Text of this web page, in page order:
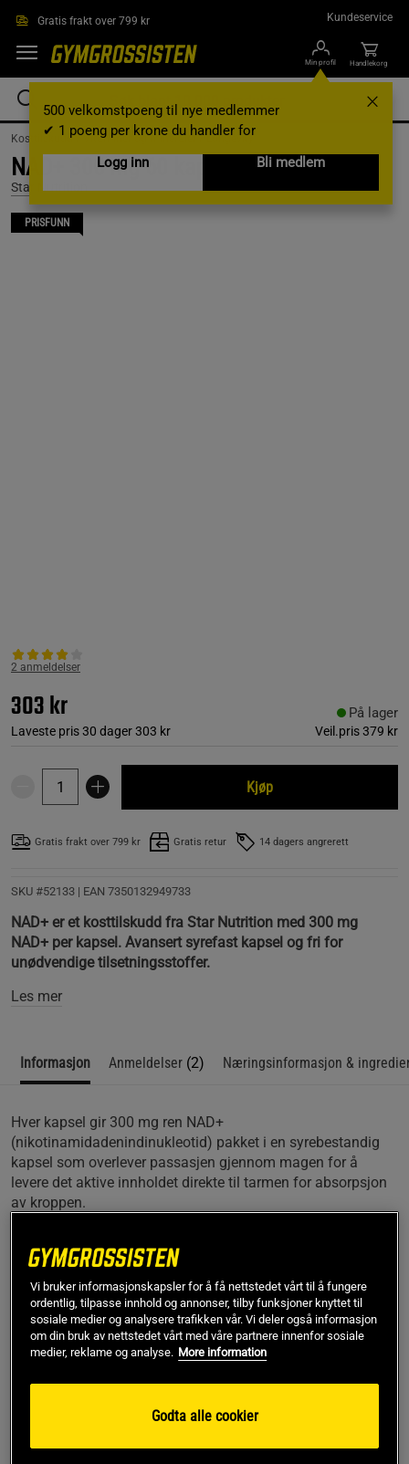
Gratis frakt over 799 kr Kundeservice
Min profil
500 velkomstpoeng til nye medlemmer
✔ 1 poeng per krone du handler for
Logg inn
Bli medlem
Handlekorg
Kosttilskudd / Vitaminer og mineraler /Longevity
NAD+ 300 mg 60 kapslar
Star Nutrition
PRISFUNN
2 anmeldelser
303 kr
Laveste pris 30 dager303 kr Veil.pris379 kr
På lager
Kjøp
Gratis frakt over 799 kr Gratis retur 14 dagers angrerett
SKU #52133 | EAN 7350132949733
NAD+ er et kosttilskudd fra Star Nutrition med 300 mg
NAD+ per kapsel. Avansert syrefast kapsel og fri for
unødvendige tilsetningsstoffer.
Les mer
Informasjon Anmeldelser (2) Næringsinformasjon &
Hver kapsel gir 300 mg ren NAD+
(nikotinamidadenindinukleotid) pakket i en syrebestandig
kapsel som overlever passasjen gjennom magen for å
levere det aktive innholdet direkte til tarmen for absorpsjon
av kroppen.
• Syriskresistent kapsel
• Ingen konvertering nødvendig
• Ingen unødvendige tilsetningsstoffer
• Varer i 30 - 60 dager
Ren NAD + til cellene
Kroppen bruker stoffet til normal omdannelse av maten vi
er aktivt døgnet rundt, men med økende alder kan nivåene
Vi bruker informasjonskapsler for å få nettstedet vårt til å fungere
ordentlig, tilpasse innhold og annonser, tilby funksjoner knyttet til
sosiale medier og analysere trafikken vår. Vi deler også informasjon
om din bruk av nettstedet vårt med våre partnere innenfor sosiale
medier, reklame og analyse. More information
Godta alle cookier